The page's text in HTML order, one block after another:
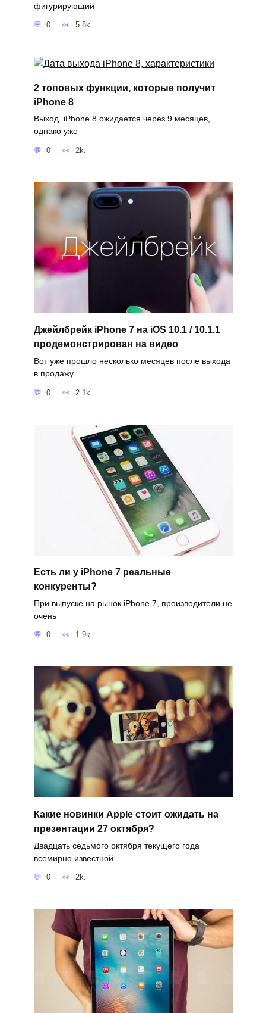
фигурирующий
0 5.8k.
2 топовых функции, которые получит
iPhone 8
Выход iPhone 8 ожидается через 9 месяцев,
однако уже
0 2k.
Джейлбрейк iPhone 7 на iOS 10.1 / 10.1.1
продемонстрирован на видео
Вот уже прошло несколько месяцев после выхода
в продажу
0 2.1k.
Есть ли у iPhone 7 реальные
конкуренты?
При выпуске на рынок iPhone 7, производители не
очень
0 1.9k.
Какие новинки Apple стоит ожидать на
презентации 27 октября?
Двадцать седьмого октября текущего года
всемирно известной
0 2k.